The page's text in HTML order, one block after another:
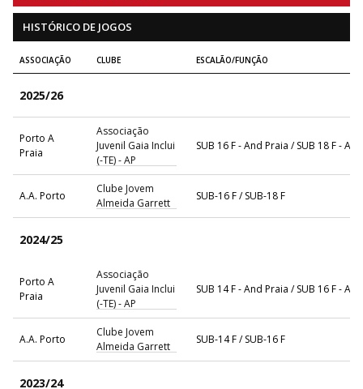
HISTÓRICO DE JOGOS
ASSOCIAÇÃO CLUBE ESCALÃO/FUNÇÃO
2025/26
Porto A
Praia
Associação
Juvenil Gaia Inclui
(-TE) - AP
SUB 16 F - And Praia / SUB 18 F -
A.A. Porto
Clube Jovem
Almeida Garrett
SUB-16 F / SUB-18 F
2024/25
Porto A
Praia
Associação
Juvenil Gaia Inclui
(-TE) - AP
SUB 14 F - And Praia / SUB 16 F -
A.A. Porto
Clube Jovem
Almeida Garrett
SUB-14 F / SUB-16 F
2023/24